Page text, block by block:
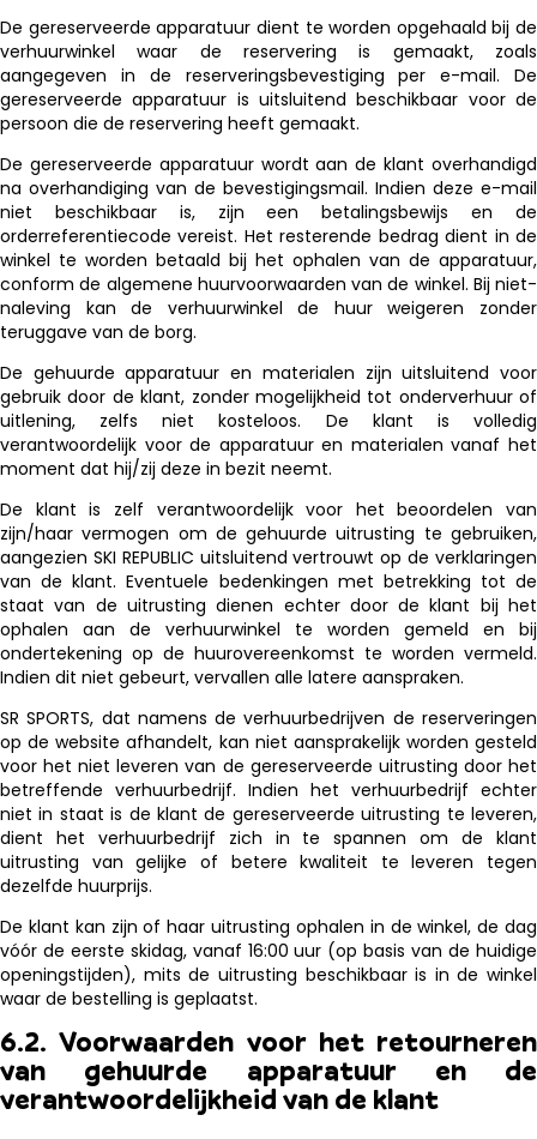
De gereserveerde apparatuur dient te worden opgehaald bij de
verhuurwinkel waar de reservering is gemaakt, zoals
aangegeven in de reserveringsbevestiging per e-mail. De
gereserveerde apparatuur is uitsluitend beschikbaar voor de
persoon die de reservering heeft gemaakt.
De gereserveerde apparatuur wordt aan de klant overhandigd
na overhandiging van de bevestigingsmail. Indien deze e-mail
niet beschikbaar is, zijn een betalingsbewijs en de
orderreferentiecode vereist. Het resterende bedrag dient in de
winkel te worden betaald bij het ophalen van de apparatuur,
conform de algemene huurvoorwaarden van de winkel. Bij niet-
naleving kan de verhuurwinkel de huur weigeren zonder
teruggave van de borg.
De gehuurde apparatuur en materialen zijn uitsluitend voor
gebruik door de klant, zonder mogelijkheid tot onderverhuur of
uitlening, zelfs niet kosteloos. De klant is volledig
verantwoordelijk voor de apparatuur en materialen vanaf het
moment dat hij/zij deze in bezit neemt.
De klant is zelf verantwoordelijk voor het beoordelen van
zijn/haar vermogen om de gehuurde uitrusting te gebruiken,
aangezien SKI REPUBLIC uitsluitend vertrouwt op de verklaringen
van de klant. Eventuele bedenkingen met betrekking tot de
staat van de uitrusting dienen echter door de klant bij het
ophalen aan de verhuurwinkel te worden gemeld en bij
ondertekening op de huurovereenkomst te worden vermeld.
Indien dit niet gebeurt, vervallen alle latere aanspraken.
SR SPORTS, dat namens de verhuurbedrijven de reserveringen
op de website afhandelt, kan niet aansprakelijk worden gesteld
voor het niet leveren van de gereserveerde uitrusting door het
betreffende verhuurbedrijf. Indien het verhuurbedrijf echter
niet in staat is de klant de gereserveerde uitrusting te leveren,
dient het verhuurbedrijf zich in te spannen om de klant
uitrusting van gelijke of betere kwaliteit te leveren tegen
dezelfde huurprijs.
De klant kan zijn of haar uitrusting ophalen in de winkel, de dag
vóór de eerste skidag, vanaf 16:00 uur (op basis van de huidige
openingstijden), mits de uitrusting beschikbaar is in de winkel
waar de bestelling is geplaatst.
6.2. Voorwaarden voor het retourneren
van gehuurde apparatuur en de
verantwoordelijkheid van de klant